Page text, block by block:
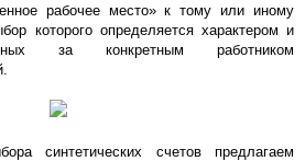
рабочее место» к тому или иному
которого определяется характером и
за конкретным работником
синтетических счетов предлагаем